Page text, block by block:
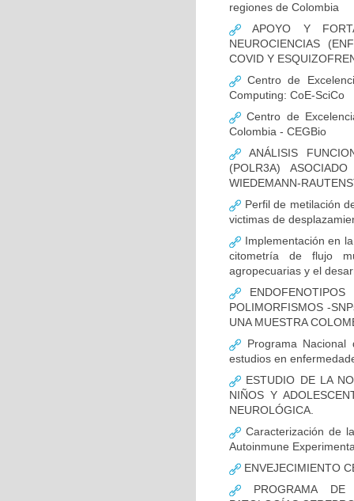
regiones de Colombia
APOYO Y
NEUROCIENCIAS
COVID Y
Centro de
Computing: CoE-SciCo
Centro de
Colombia - CEGBio
ANÁLISIS
(POLR3A)
WIEDEMANN-
Perfil de metilación
victimas de
Implementación en
citometría de flujo
agropecuarias y el
POLIMORFISMOS -
UNA MUESTRA
Programa Nacional
estudios en
ESTUDIO DE LA
NIÑOS Y
NEUROLÓGICA.
Caracterización de
Autoinmune
ENVEJECIMIENTO
PROGRAMA DE